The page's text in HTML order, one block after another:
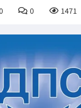
0 1471